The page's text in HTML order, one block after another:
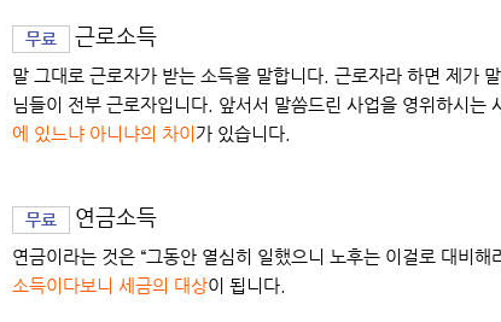
무료 근로소득
말 그대로 근로자가 받는 소득을 말합니다. 근로자라 하면 제가
님들이 전부 근로자입니다. 앞서서 말씀드린 사업을 영위하시는
에 있느냐 아니냐의 차이 가 있습니다.
무료 연금소득
연금이라는 것은 “그동안 열심히 일했으니 노후는 이걸로 대비해
소득이다보니 세금의 대상이 됩니다.